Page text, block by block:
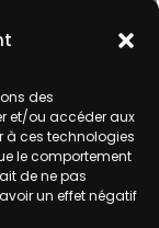
des
et/ou accéder aux
à ces technologies
le comportement
de ne pas
un effet négatif